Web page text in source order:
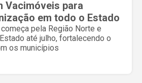
Vacimóveis para
em todo o Estado
pela Região Norte e
até julho, fortalecendo o
os municípios